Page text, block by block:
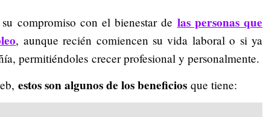
compromiso con el bienestar de las personas que
, aunque recién comiencen su vida laboral o si ya
permitiéndoles crecer profesional y personalmente.
estos son algunos de los beneficios que tiene: